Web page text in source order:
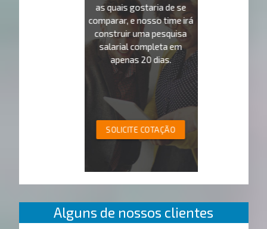
as quais gostaria de se
comparar, e nosso time irá
construir uma pesquisa
salarial completa em
apenas 20 dias.
SOLICITE COTAÇÃO
Alguns de nossos clientes